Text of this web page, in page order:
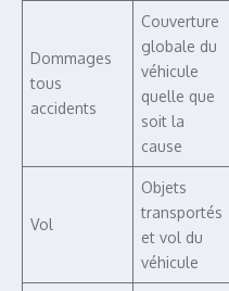
Dommages
tous
accidents
Couverture
globale du
véhicule
quelle que
soit la
cause
Vol
Objets
transportés
et vol du
véhicule